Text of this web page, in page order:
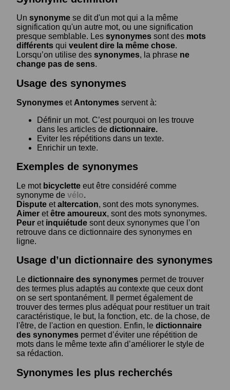
Un synonyme se dit d'un mot qui a la même
signification qu'un autre mot, ou une signification
presque semblable. Les synonymes sont des mots
différents qui veulent dire la même chose.
Lorsqu’on utilise des synonymes, la phrase ne
change pas de sens.
Usage des synonymes
Synonymes et Antonymes servent à:
Définir un mot. C’est pourquoi on les trouve
dans les articles de dictionnaire.
Eviter les répétitions dans un texte.
Enrichir un texte.
Exemples de synonymes
Le mot bicyclette eut être considéré comme
synonyme de vélo.
Dispute etaltercation, sont des mots synonymes.
Aimer etêtre amoureux, sont des mots synonymes.
Peur et inquiétude sont deux synonymes que l’on
retrouve dans ce dictionnaire des synonymes en
ligne.
Usage d’un dictionnaire des synonymes
Le dictionnaire des synonymes permet de trouver
des termes plus adaptés au contexte que ceux dont
on se sert spontanément. Il permet également de
trouver des termes plus adéquat pour restituer un trait
caractéristique, le but, la fonction, etc. de la chose, de
l'être, de l'action en question. Enfin, le dictionnaire
des synonymes permet d’éviter une répétition de
mots dans le même texte afin d’améliorer le style de
sa rédaction.
Synonymes les plus recherchés